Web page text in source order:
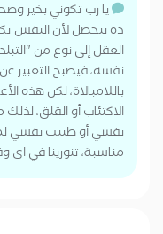
يا رب تكوني بخير
ده بيحصل لأن النفس
العقل إلى نوع من
نفسه، فيصبح التعبير
باللامبالاة، لكن هذه
الاكتئاب أو القلق،
نفسي أو طبيب نفسي
مناسبة، تنورينا في